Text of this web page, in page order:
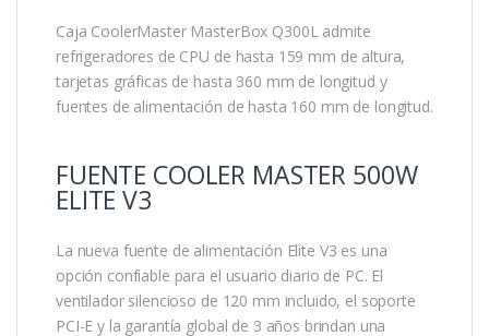
Caja CoolerMaster MasterBox Q300L admite
refrigeradores de CPU de hasta 159 mm de altura,
tarjetas gráficas de hasta 360 mm de longitud y
fuentes de alimentación de hasta 160 mm de longitud.
FUENTE COOLER MASTER 500W
ELITE V3
La nueva fuente de alimentación Elite V3 es una
opción confiable para el usuario diario de PC. El
ventilador silencioso de 120 mm incluido, el soporte
PCI-E y la garantía global de 3 años brindan una